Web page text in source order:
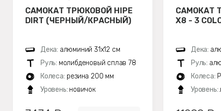
САМОКАТ ТРЮКОВОЙ HIPE
DIRT (ЧЕРНЫЙ/КРАСНЫЙ)
Дека: алюминий 31х12 см
Руль: молибденовый сплав 78
Колеса: резина 200 мм
Уровень: новичок
САМОКАТ
X8 - 3
Дека:
Руль:
Колеса:
Уровень: